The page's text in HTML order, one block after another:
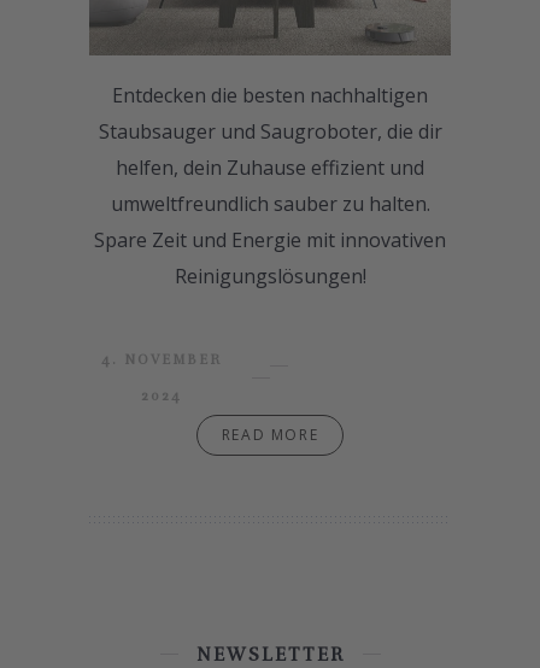
Entdecken die besten nachhaltigen
Staubsauger und Saugroboter, die dir
helfen, dein Zuhause effizient und
umweltfreundlich sauber zu halten.
Spare Zeit und Energie mit innovativen
Reinigungslösungen!
4. NOVEMBER
2024
READ MORE
NEWSLETTER